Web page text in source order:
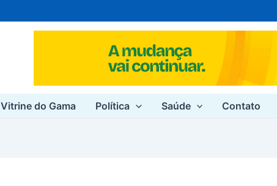
Vitrine do Gama Política Saúde Contato